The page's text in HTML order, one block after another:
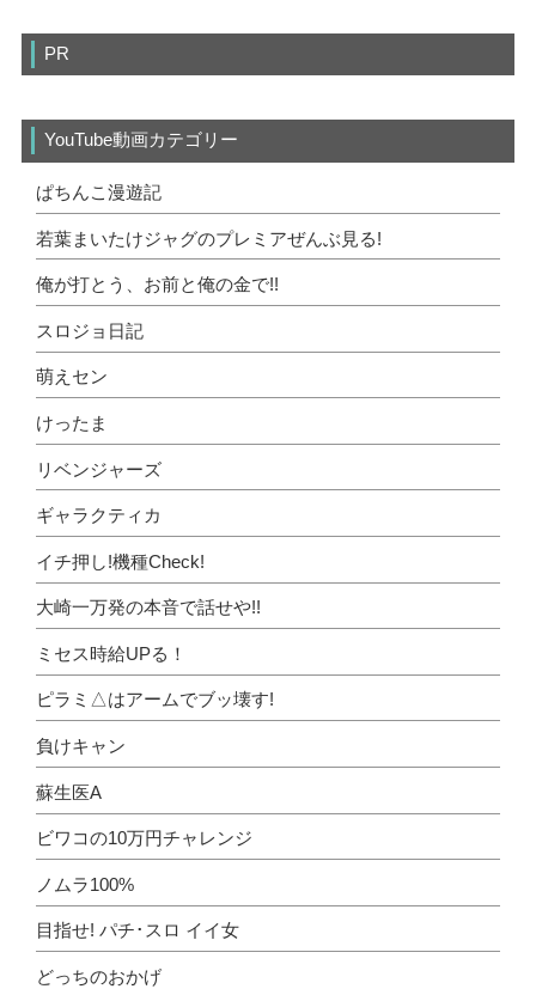
PR
YouTube動画カテゴリー
ぱちんこ漫遊記
若葉まいたけジャグのプレミアぜんぶ見る!
俺が打とう、お前と俺の金で!!
スロジョ日記
萌えセン
けったま
リベンジャーズ
ギャラクティカ
イチ押し!機種Check!
大崎一万発の本音で話せや!!
ミセス時給UPる！
ピラミ△はアームでブッ壊す!
負けキャン
蘇生医A
ビワコの10万円チャレンジ
ノムラ100%
目指せ! パチ･スロ イイ女
どっちのおかげ